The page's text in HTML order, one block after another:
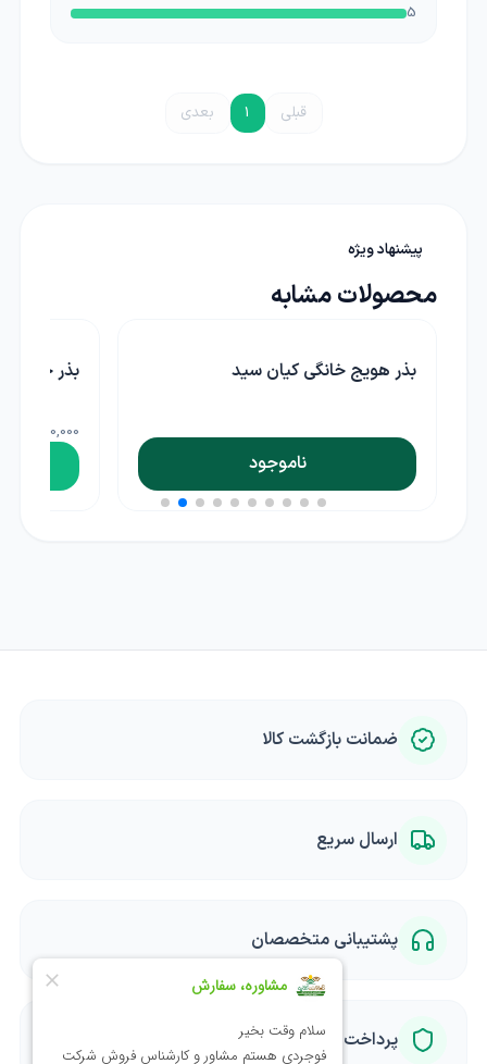
5
قبلی 1 بعدی
پیشنهاد ویژه
محصولات مشابه
بذر خانگی گل تکمه ای سفید سینا
30,000 تومان
افزودن به سبد
10,000,000 تومان
ضمانت بازگشت کالا
ارسال سریع
پشتیبانی متخصصان
پرداخت امن